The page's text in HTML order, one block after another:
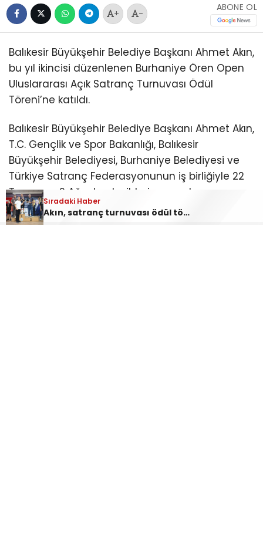
Sıradaki Haber
Akın, satranç turnuvası ödül törenine katıldı
+ -
ABONE OL
Balıkesir Büyükşehir Belediye Başkanı Ahmet Akın,
bu yıl ikincisi düzenlenen Burhaniye Ören Open
Uluslararası Açık Satranç Turnuvası Ödül
Töreni’ne katıldı.
Balıkesir Büyükşehir Belediye Başkanı Ahmet Akın,
T.C. Gençlik ve Spor Bakanlığı, Balıkesir
Büyükşehir Belediyesi, Burhaniye Belediyesi ve
Türkiye Satranç Federasyonunun iş birliğiyle 22
Temmuz-2 Ağustos tarihleri arasında
düzenlenen “2. Burhaniye Ören Open
Uluslararası Açık Satranç Turnuvası Ödül